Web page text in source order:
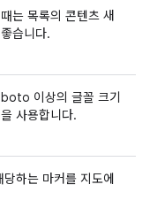
는 목록의 콘텐츠 새
습니다.
이상의 글꼴 크기
사용합니다.
하는 마커를 지도에